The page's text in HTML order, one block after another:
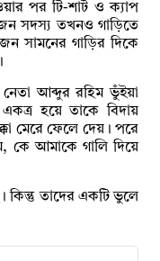
পর টি-শার্ট ও ক্যাপ
সদস্য তখনও গাড়িতে
সামনের গাড়ির দিকে
নেতা আব্দুর রহিম ভুঁইয়া
হয়ে তাকে বিদায়
মেরে ফেলে দেয়। পরে
কে আমাকে গালি দিয়ে
কিন্তু তাদের একটি ভুলে